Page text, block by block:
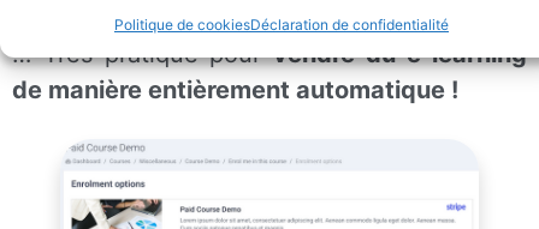
Politique de cookiesDéclaration de confidentialité
complète le formulaire et il a accès au cours
… Très pratique pourvendre du e-learning
de manière entièrement automatique !